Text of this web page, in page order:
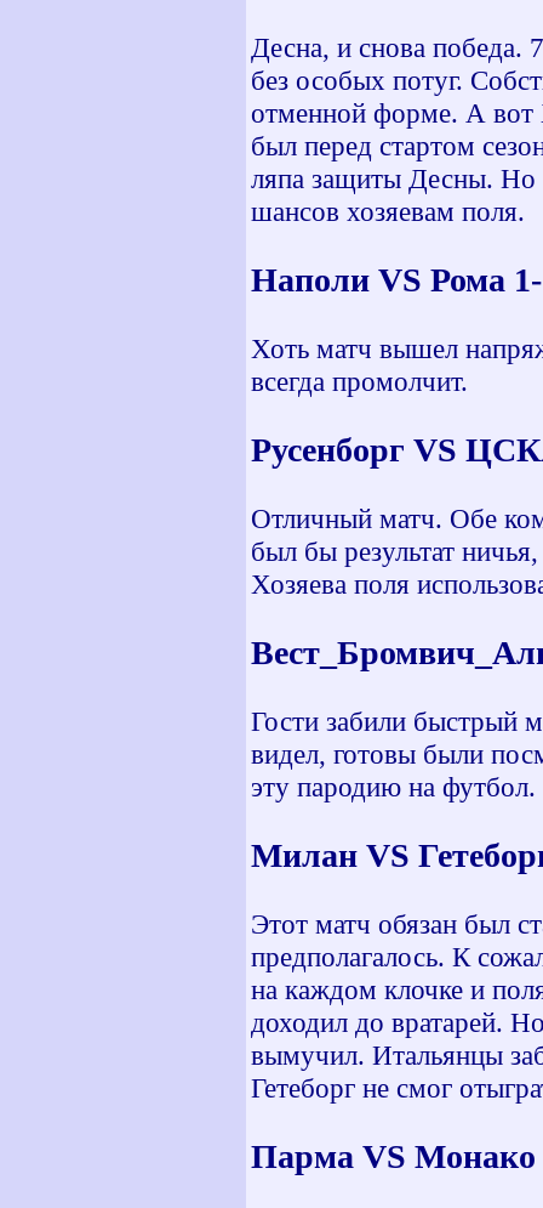
Десна, и снова победа.
без особых потуг.
отменной форме. А вот
был перед стартом
ляпа защиты Десны. Но
шансов хозяевам поля.
Наполи VS Рома
Хоть матч вышел
всегда промолчит.
Русенборг VS
Отличный матч. Обе
был бы результат
Хозяева поля
Гости забили быстрый
видел, готовы были
эту пародию на футбол.
Милан VS
Этот матч обязан был
предполагалось. К
на каждом клочке и
доходил до вратарей.
вымучил. Итальянцы
Гетеборг не смог
Парма VS Монако